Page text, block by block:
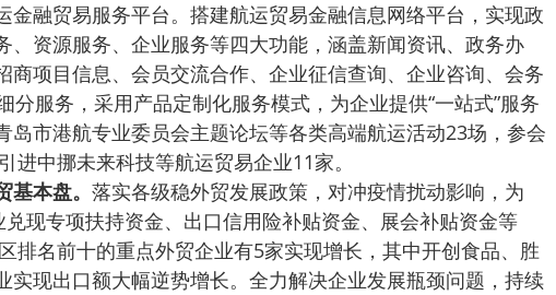
金融贸易服务平台。搭建航运贸易金融信息网络平台，实现政
、资源服务、企业服务等四大功能，涵盖新闻资讯、政务办
商项目信息、会员交流合作、企业征信查询、企业咨询、会务
分服务，采用产品定制化服务模式，为企业提供“一站式”服务
岛市港航专业委员会主题论坛等各类高端航运活动23场，参会
进中挪未来科技等航运贸易企业11家。
本盘。 落实各级稳外贸发展政策，对冲疫情扰动影响，为
现专项扶持资金、出口信用险补贴资金、展会补贴资金等
排名前十的重点外贸企业有5家实现增长，其中开创食品、胜
实现出口额大幅逆势增长。全力解决企业发展瓶颈问题，持续